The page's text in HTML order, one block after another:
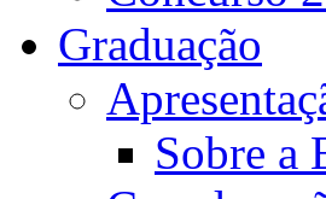
Graduação
Sobre a